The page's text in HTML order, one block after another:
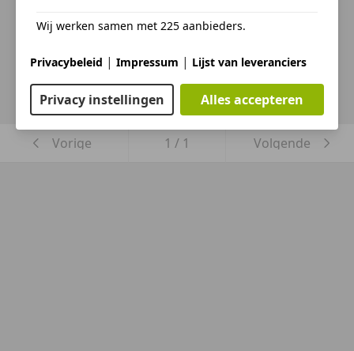
Vorige 1 / 1 Volgende
Wij werken samen met 225 aanbieders.
Privacybeleid | Impressum | Lijst van leveranciers
Privacy instellingen Alles accepteren